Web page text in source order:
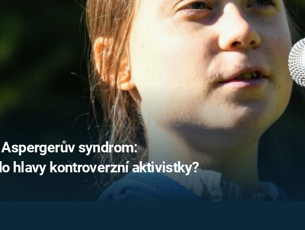
UFO A
MIMOZEMŠŤANÉ
UTAJENÉ PŘÍBĚHY
ČESKÝCH DĚJIN
ALTERNATIVNÍ
HISTORIE
FILMY
REALITA
HORORY
REALITA
OPTICKÉ
KLAMY
syndrom:
hlavy kontroverzní aktivistky?